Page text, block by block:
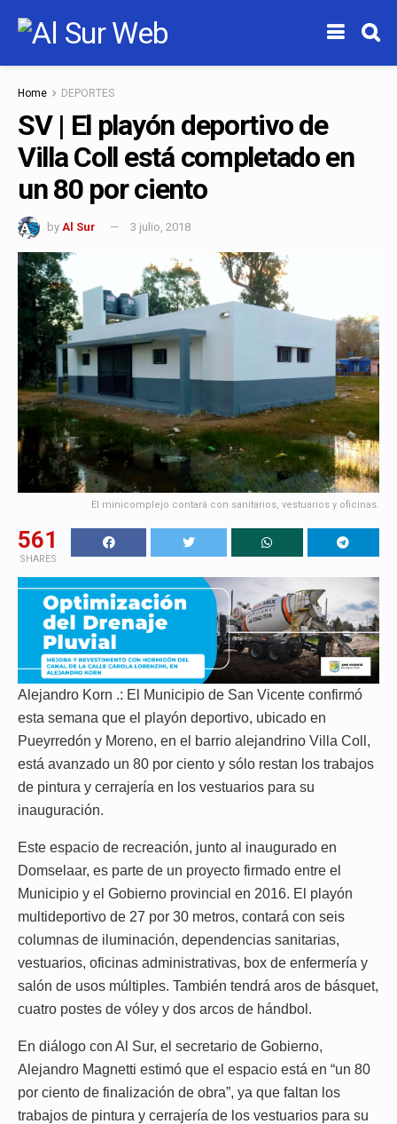
Home DEPORTES
SV | El playón deportivo de
Villa Coll está completado en
un 80 por ciento
by Al Sur 3 julio, 2018
El minicomplejo contará con sanitarios, vestuarios y oficinas.
561
SHARES
Alejandro Korn .: El Municipio de San Vicente confirmó
esta semana que el playón deportivo, ubicado en
Pueyrredón y Moreno, en el barrio alejandrino Villa Coll,
está avanzado un 80 por ciento y sólo restan los trabajos
de pintura y cerrajería en los vestuarios para su
inauguración.
Este espacio de recreación, junto al inaugurado en
Domselaar, es parte de un proyecto firmado entre el
Municipio y el Gobierno provincial en 2016. El playón
multideportivo de 27 por 30 metros, contará con seis
columnas de iluminación, dependencias sanitarias,
vestuarios, oficinas administrativas, box de enfermería y
salón de usos múltiples. También tendrá aros de básquet,
cuatro postes de vóley y dos arcos de hándbol.
En diálogo con Al Sur, el secretario de Gobierno,
Alejandro Magnetti estimó que el espacio está en “un 80
por ciento de finalización de obra”, ya que faltan los
trabajos de pintura y cerrajería de los vestuarios para su